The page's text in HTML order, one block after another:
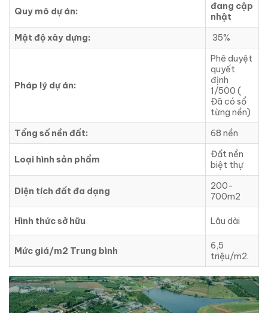
Quy mô dự án:
đang cập
nhật
Mật độ xây dựng:
35%
Pháp lý dự án:
Phê duyệt
quyết
định
1/500 (
Đã có sổ
từng nền)
Tổng số nền đất:
68 nền
Loại hình sản phẩm
Đất nền
biệt thự
Diện tích đất đa dạng
200-
700m2
Hình thức sở hữu Lâu dài
Mức giá/m2 Trung bình
6,5
triệu/m2.